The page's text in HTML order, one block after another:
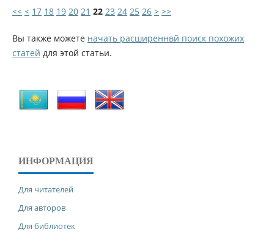
<< < 17 18 19 20 21 22 23 24 25 26 > >>
Вы также можете начать расширеннвй поиск похожих
статей для этой статьи.
ИНФОРМАЦИЯ
Для читателей
Для авторов
Для библиотек